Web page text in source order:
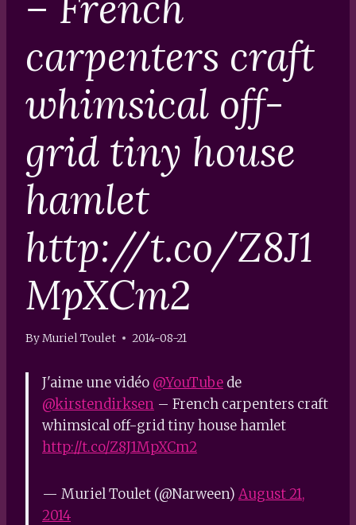
carpenters craft
whimsical off-
grid tiny house
hamlet
http://t.co/Z8J1
MpXCm2
ByMuriel Toulet 2014-08-21
J'aime une vidéo @YouTube de
@kirstendirksen – French carpenters craft
whimsical off-grid tiny house hamlet
http://t.co/Z8J1MpXCm2
— Muriel Toulet (@Narween) August 21,
2014